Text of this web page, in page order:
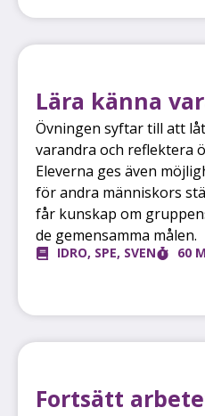
Lära känna
Övningen syftar till att
varandra och reflektera
Eleverna ges även
för andra människors
får kunskap om
de gemensamma målen.
IDRO, SPE, SVEN 60
Fortsätt